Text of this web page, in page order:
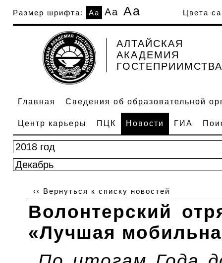
Размер шрифта: Аа Аа Аа Цвета
АЛТАЙСКАЯ
АКАДЕМИЯ
ГОСТЕПРИИМСТВА
Главная Сведения об образовательной
Центр карьеры ПЦК Новости ГИА
‹‹ Вернуться к списку новостей
Волонтерский
«Лучшая